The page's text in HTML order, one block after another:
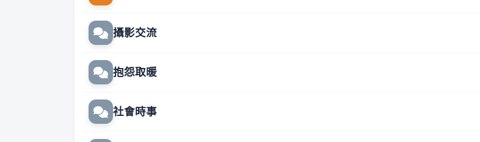
攝影交流
抱怨取暖
社會時事